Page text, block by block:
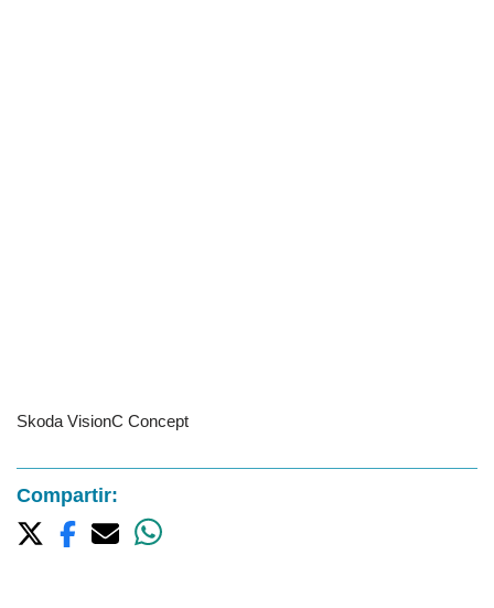
Skoda VisionC Concept
Compartir: